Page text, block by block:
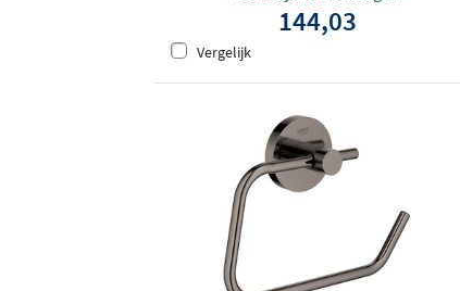
144,03
Vergelijk